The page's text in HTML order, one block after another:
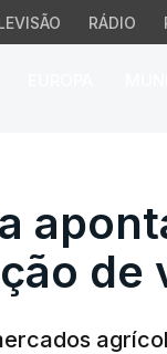
RÁDIO
de